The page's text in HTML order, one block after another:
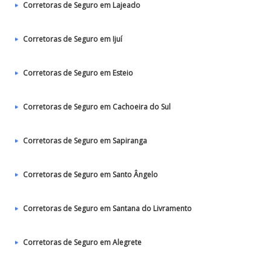
Corretoras de Seguro em Lajeado
Corretoras de Seguro em Ijuí
Corretoras de Seguro em Esteio
Corretoras de Seguro em Cachoeira do Sul
Corretoras de Seguro em Sapiranga
Corretoras de Seguro em Santo Ângelo
Corretoras de Seguro em Santana do Livramento
Corretoras de Seguro em Alegrete